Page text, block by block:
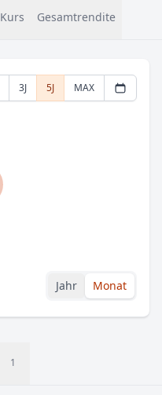
Kurs Gesamtrendite
3J 5J MAX
Jahr Monat
1